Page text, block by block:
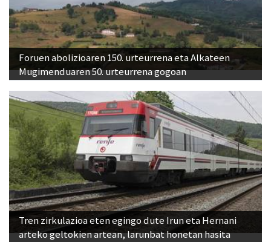
Foruen abolizioaren 150. urteurrena eta Alkateen
Mugimenduaren 50. urteurrena gogoan
Tren zirkulazioa eten egingo dute Irun eta Hernani
arteko geltokien artean, larunbat honetan hasita